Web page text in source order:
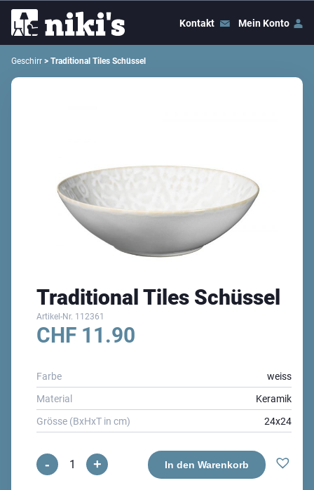
Kontakt Mein Konto
Geschirr > Traditional Tiles Schüssel
Traditional Tiles Schüssel
Artikel-Nr. 112361
CHF 11.90
Farbe
weiss
Material
Keramik
Grösse (BxHxT in cm)
24x24
-
Traditional
+ In den Warenkorb